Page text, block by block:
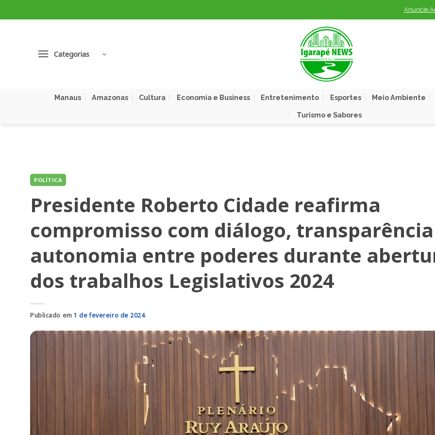
to
Anuncie
Categorias
Manaus Amazonas Cultura Economia e Business Entretenimento Esportes Meio Ambiente
Turismo e Sabores
POLÍTICA
Presidente Roberto Cidade reafirma
compromisso com diálogo,
autonomia entre poderes durante
dos trabalhos Legislativos 2024
Publicado em1 de fevereiro de 2024